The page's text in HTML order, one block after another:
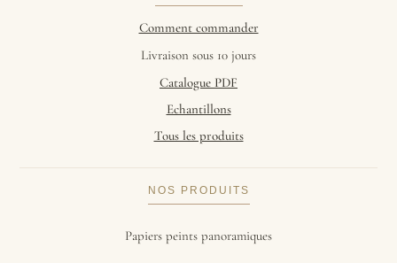
Comment commander
Livraison sous 10 jours
Catalogue PDF
Echantillons
Tous les produits
NOS PRODUITS
Papiers peints panoramiques